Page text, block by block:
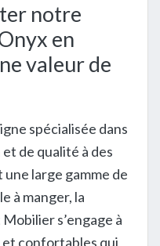
notre
en
valeur de
spécialisée dans
de qualité à des
large gamme de
à manger, la
s’engage à
confortables qui